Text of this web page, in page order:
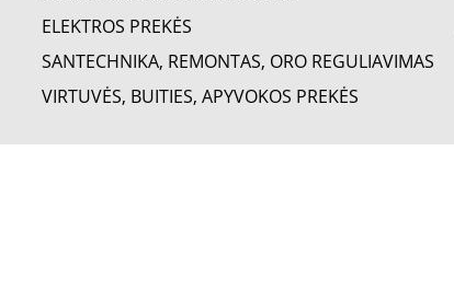
SANTECHNIKA, REMONTAS, ORO REGULIAVIMAS
ELEKTROS PREKĖS
VIRTUVĖS, BUITIES, APYVOKOS PREKĖS